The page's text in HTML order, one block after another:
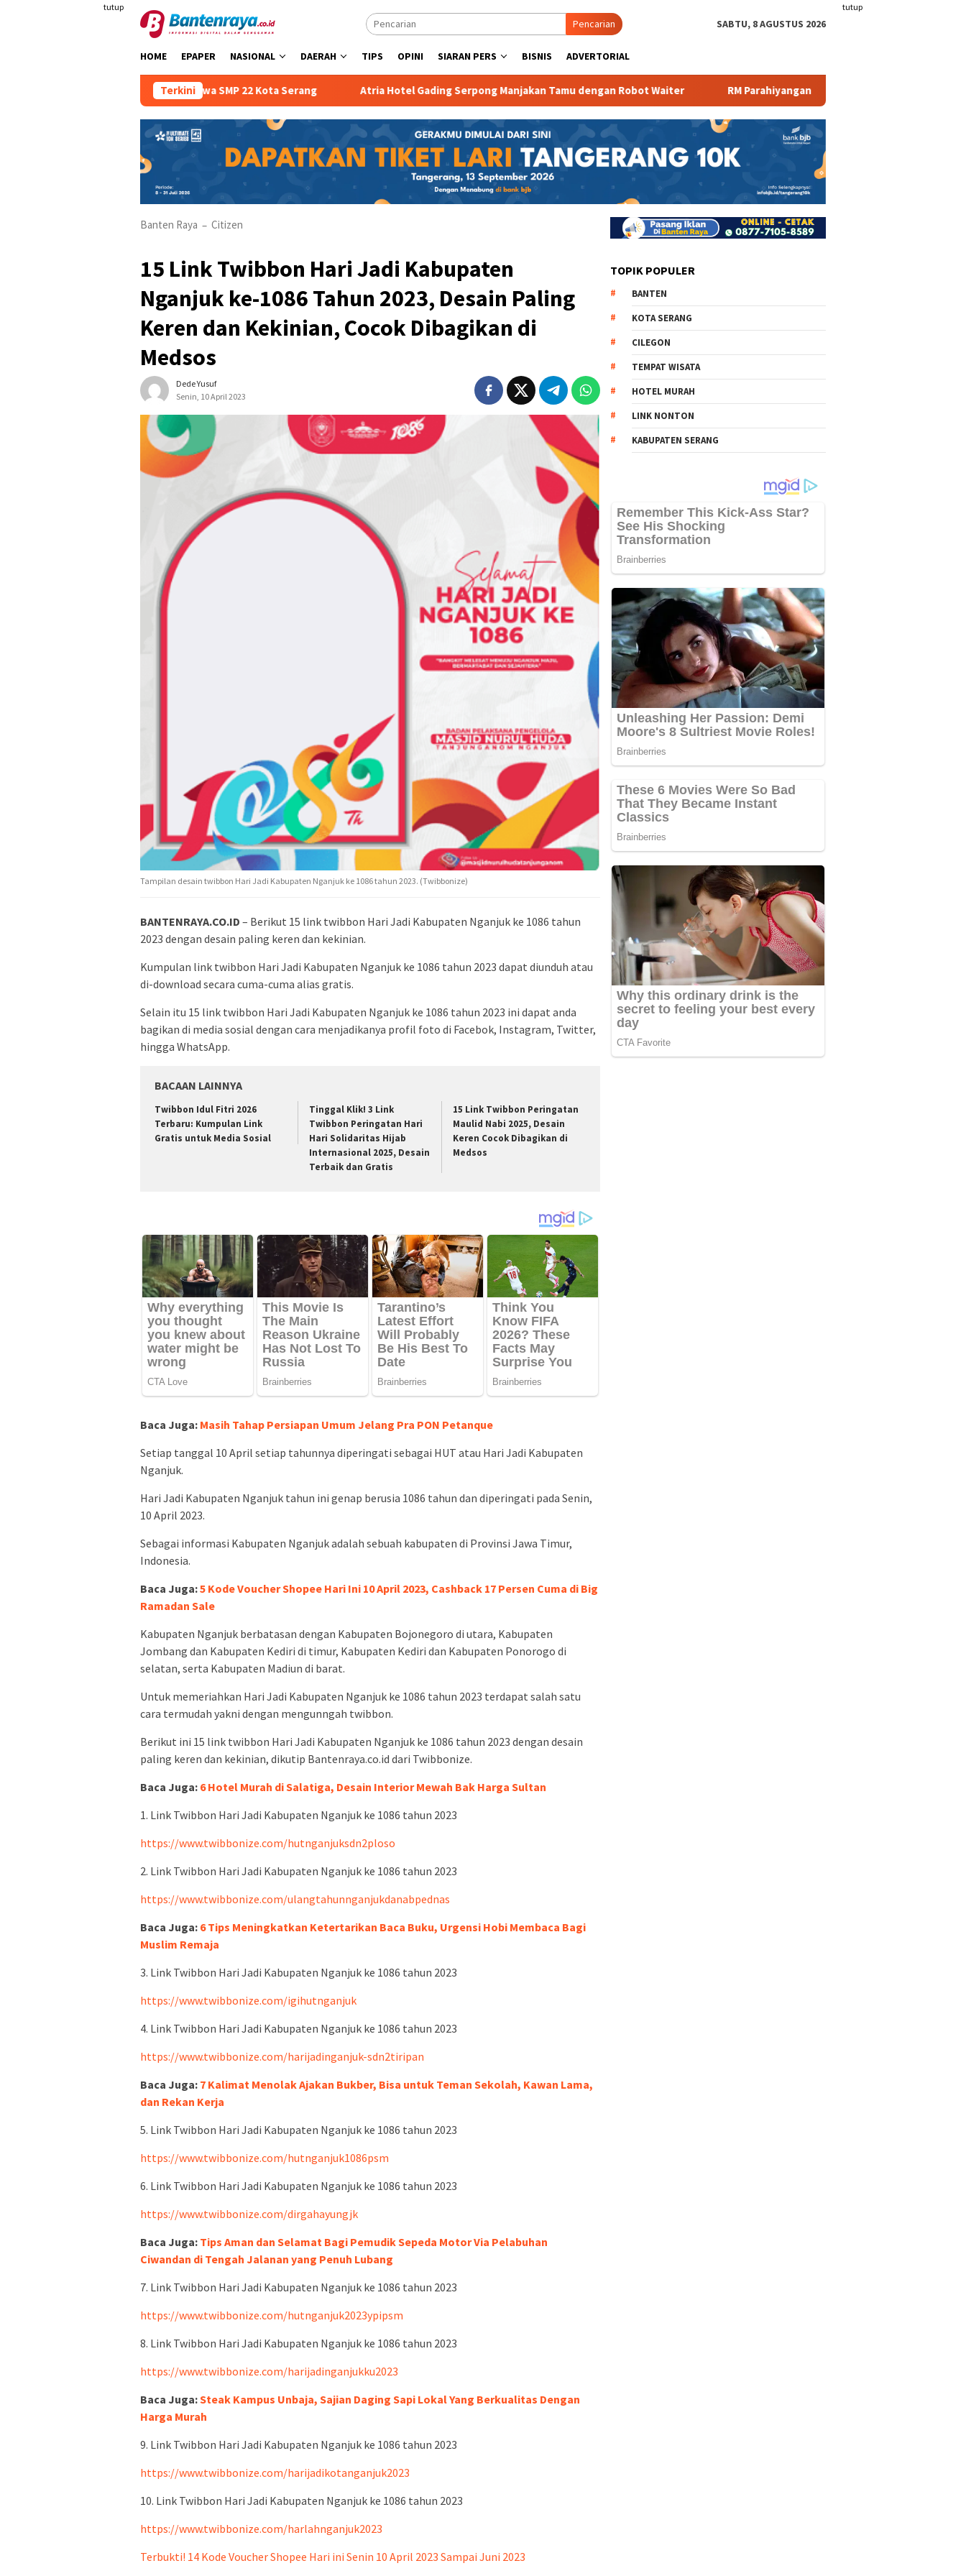
tutup tutup
Pencarian SABTU, 8 AGUSTUS 2026
HOME EPAPER NASIONAL DAERAH TIPS OPINI SIARAN PERS BISNIS ADVERTORIAL
Terkini
Sejak Dini Kepada Siswa SMP 22 Kota Serang Atria Hotel Gading Serpong Manjakan Tamu dengan Robot Waiter RM Parahiyangan Sajikan Pecak Bandeng Tanpa Duri
Banten Raya – Citizen
15 Link Twibbon Hari Jadi Kabupaten
Nganjuk ke-1086 Tahun 2023, Desain Paling
Keren dan Kekinian, Cocok Dibagikan di
Medsos
Dede Yusuf
Senin, 10 April 2023
Tampilan desain twibbon Hari Jadi Kabupaten Nganjuk ke 1086 tahun 2023. (Twibbonize)
BANTENRAYA.CO.ID – Berikut 15 link twibbon Hari Jadi Kabupaten Nganjuk ke 1086 tahun
2023 dengan desain paling keren dan kekinian.
Kumpulan link twibbon Hari Jadi Kabupaten Nganjuk ke 1086 tahun 2023 dapat diunduh atau
di-download secara cuma-cuma alias gratis.
Selain itu 15 link twibbon Hari Jadi Kabupaten Nganjuk ke 1086 tahun 2023 ini dapat anda
bagikan di media sosial dengan cara menjadikanya profil foto di Facebok, Instagram, Twitter,
hingga WhatsApp.
BACAAN LAINNYA
Twibbon Idul Fitri 2026
Terbaru: Kumpulan Link
Gratis untuk Media Sosial
Tinggal Klik! 3 Link
Twibbon Peringatan Hari
Hari Solidaritas Hijab
Internasional 2025, Desain
Terbaik dan Gratis
15 Link Twibbon Peringatan
Maulid Nabi 2025, Desain
Keren Cocok Dibagikan di
Medsos
Baca Juga: Masih Tahap Persiapan Umum Jelang Pra PON Petanque
Setiap tanggal 10 April setiap tahunnya diperingati sebagai HUT atau Hari Jadi Kabupaten
Nganjuk.
Hari Jadi Kabupaten Nganjuk tahun ini genap berusia 1086 tahun dan diperingati pada Senin,
10 April 2023.
Sebagai informasi Kabupaten Nganjuk adalah sebuah kabupaten di Provinsi Jawa Timur,
Indonesia.
Baca Juga:5 Kode Voucher Shopee Hari Ini 10 April 2023, Cashback 17 Persen Cuma di Big
Ramadan Sale
Kabupaten Nganjuk berbatasan dengan Kabupaten Bojonegoro di utara, Kabupaten
Jombang dan Kabupaten Kediri di timur, Kabupaten Kediri dan Kabupaten Ponorogo di
selatan, serta Kabupaten Madiun di barat.
Untuk memeriahkan Hari Jadi Kabupaten Nganjuk ke 1086 tahun 2023 terdapat salah satu
cara termudah yakni dengan mengunngah twibbon.
Berikut ini 15 link twibbon Hari Jadi Kabupaten Nganjuk ke 1086 tahun 2023 dengan desain
paling keren dan kekinian, dikutip Bantenraya.co.id dari Twibbonize.
Baca Juga: 6 Hotel Murah di Salatiga, Desain Interior Mewah Bak Harga Sultan
1. Link Twibbon Hari Jadi Kabupaten Nganjuk ke 1086 tahun 2023
https://www.twibbonize.com/hutnganjuksdn2ploso
2. Link Twibbon Hari Jadi Kabupaten Nganjuk ke 1086 tahun 2023
https://www.twibbonize.com/ulangtahunnganjukdanabpednas
Baca Juga: 6 Tips Meningkatkan Ketertarikan Baca Buku, Urgensi Hobi Membaca Bagi
Muslim Remaja
3. Link Twibbon Hari Jadi Kabupaten Nganjuk ke 1086 tahun 2023
https://www.twibbonize.com/igihutnganjuk
4. Link Twibbon Hari Jadi Kabupaten Nganjuk ke 1086 tahun 2023
https://www.twibbonize.com/harijadinganjuk-sdn2tiripan
Baca Juga: 7 Kalimat Menolak Ajakan Bukber, Bisa untuk Teman Sekolah, Kawan Lama,
dan Rekan Kerja
5. Link Twibbon Hari Jadi Kabupaten Nganjuk ke 1086 tahun 2023
https://www.twibbonize.com/hutnganjuk1086psm
6. Link Twibbon Hari Jadi Kabupaten Nganjuk ke 1086 tahun 2023
https://www.twibbonize.com/dirgahayungjk
Baca Juga: Tips Aman dan Selamat Bagi Pemudik Sepeda Motor Via Pelabuhan
Ciwandan di Tengah Jalanan yang Penuh Lubang
7. Link Twibbon Hari Jadi Kabupaten Nganjuk ke 1086 tahun 2023
https://www.twibbonize.com/hutnganjuk2023ypipsm
8. Link Twibbon Hari Jadi Kabupaten Nganjuk ke 1086 tahun 2023
https://www.twibbonize.com/harijadinganjukku2023
Baca Juga:Steak Kampus Unbaja, Sajian Daging Sapi Lokal Yang Berkualitas Dengan
Harga Murah
9. Link Twibbon Hari Jadi Kabupaten Nganjuk ke 1086 tahun 2023
https://www.twibbonize.com/harijadikotanganjuk2023
10. Link Twibbon Hari Jadi Kabupaten Nganjuk ke 1086 tahun 2023
https://www.twibbonize.com/harlahnganjuk2023
Terbukti! 14 Kode Voucher Shopee Hari ini Senin 10 April 2023 Sampai Juni 2023
TOPIK POPULER
BANTEN
KOTA SERANG
CILEGON
TEMPAT WISATA
HOTEL MURAH
LINK NONTON
KABUPATEN SERANG